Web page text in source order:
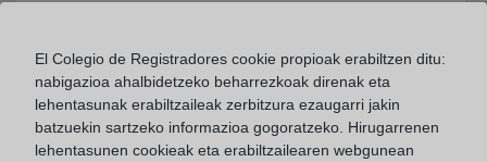
El Colegio de Registradores cookie propioak erabiltzen ditu:
nabigazioa ahalbidetzeko beharrezkoak direnak eta
lehentasunak erabiltzaileak zerbitzura ezaugarri jakin
batzuekin sartzeko informazioa gogoratzeko. Hirugarrenen
lehentasunen cookieak eta erabiltzailearen webgunean